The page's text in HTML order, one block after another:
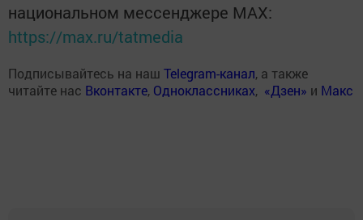
национальном мессенджере MАХ:
https://max.ru/tatmedia
Подписывайтесь на наш Telegram-канал, а также
читайте нас Вконтакте, Одноклассниках, «Дзен» и Макс